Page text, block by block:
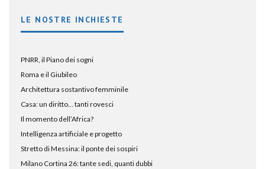
LE NOSTRE INCHIESTE
PNRR, il Piano dei sogni
Roma e il Giubileo
Architettura sostantivo femminile
Casa: un diritto… tanti rovesci
Il momento dell’Africa?
Intelligenza artificiale e progetto
Stretto di Messina: il ponte dei sospiri
Milano Cortina 26: tante sedi, quanti dubbi